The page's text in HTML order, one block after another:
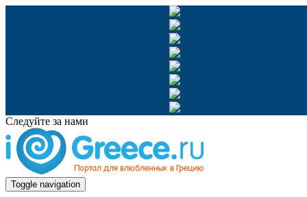
Следуйте за нами
Toggle navigation